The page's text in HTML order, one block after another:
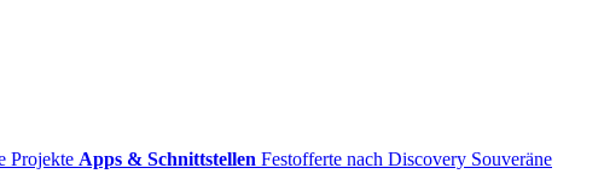
Projekte Apps & Schnittstellen Festofferte nach Discovery Souveräne